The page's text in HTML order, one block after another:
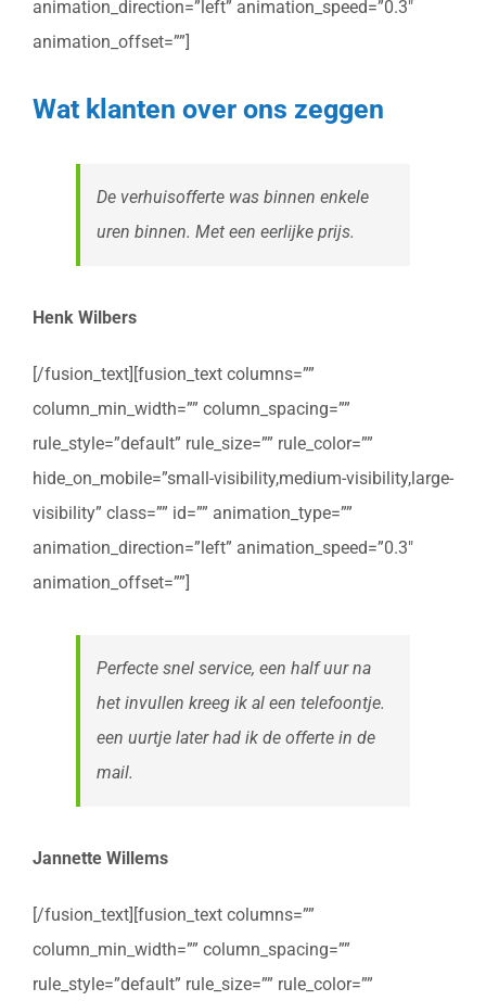
animation_direction=”left” animation_speed=”0.3″
animation_offset=””]
Wat klanten over ons zeggen
De verhuisofferte was binnen enkele
uren binnen. Met een eerlijke prijs.
Henk Wilbers
[/fusion_text][fusion_text columns=””
column_min_width=”” column_spacing=””
rule_style=”default” rule_size=”” rule_color=””
hide_on_mobile=”small-visibility,medium-visibility,large-
visibility” class=”” id=”” animation_type=””
animation_direction=”left” animation_speed=”0.3″
animation_offset=””]
Perfecte snel service, een half uur na
het invullen kreeg ik al een telefoontje.
een uurtje later had ik de offerte in de
mail.
Jannette Willems
[/fusion_text][fusion_text columns=””
column_min_width=”” column_spacing=””
rule_style=”default” rule_size=”” rule_color=””